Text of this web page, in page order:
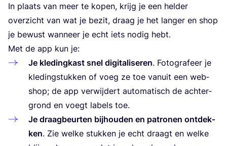
In plaats van meer te kopen, krijg je een hel­der
over­zicht van wat je bezit, draag je het lan­ger en shop
je bewust wan­neer je echt iets nodig hebt.
Met de app kun je:
Je kle­ding­kast snel digi­ta­li­se­ren. Foto­gra­feer je
kle­ding­stuk­ken of voeg ze toe van­uit een web­
shop; de app ver­wij­dert auto­ma­tisch de ach­ter­
grond en voegt labels toe.
Je draag­beur­ten bij­hou­den en patro­nen ont­dek­
ken. Zie wel­ke stuk­ken je echt draagt en wel­ke